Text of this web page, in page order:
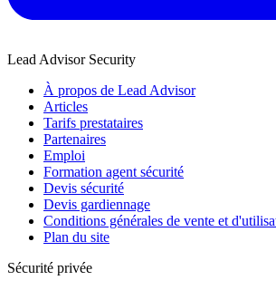
Lead Advisor Security
À propos de Lead Advisor
Articles
Tarifs prestataires
Partenaires
Emploi
Formation agent sécurité
Devis sécurité
Devis gardiennage
Conditions générales de vente et
Plan du site
Sécurité privée